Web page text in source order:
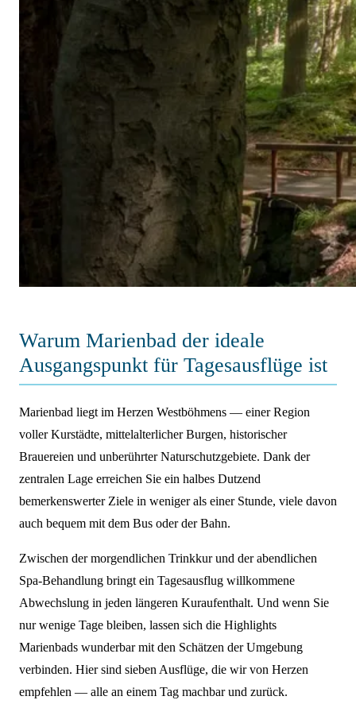
Warum Marienbad der ideale
Ausgangspunkt für Tagesausflüge ist
Marienbad liegt im Herzen Westböhmens — einer Region
voller Kurstädte, mittelalterlicher Burgen, historischer
Brauereien und unberührter Naturschutzgebiete. Dank der
zentralen Lage erreichen Sie ein halbes Dutzend
bemerkenswerter Ziele in weniger als einer Stunde, viele davon
auch bequem mit dem Bus oder der Bahn.
Zwischen der morgendlichen Trinkkur und der abendlichen
Spa-Behandlung bringt ein Tagesausflug willkommene
Abwechslung in jeden längeren Kuraufenthalt. Und wenn Sie
nur wenige Tage bleiben, lassen sich die Highlights
Marienbads wunderbar mit den Schätzen der Umgebung
verbinden. Hier sind sieben Ausflüge, die wir von Herzen
empfehlen — alle an einem Tag machbar und zurück.